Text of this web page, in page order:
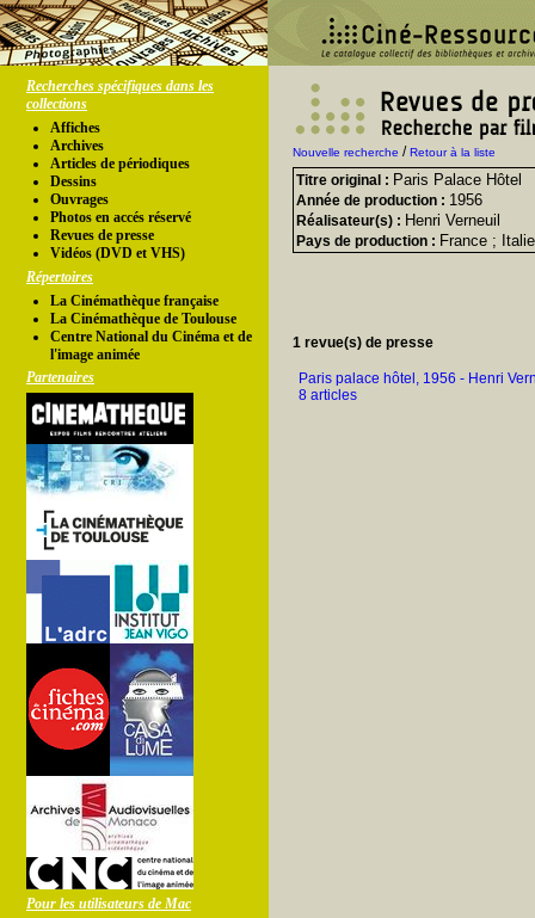
Recherches spécifiques dans les
collections
Affiches
Archives
Articles de périodiques
Dessins
Ouvrages
Photos en accés réservé
Revues de presse
Vidéos (DVD et VHS)
Répertoires
La Cinémathèque française
La Cinémathèque de Toulouse
Centre National du Cinéma et de
l'image animée
Partenaires
Pour les utilisateurs de Mac
Nouvelle recherche /Retour à la liste
Titre original : Paris Palace Hôtel
Année de production : 1956
Réalisateur(s) : Henri Verneuil
Pays de production : France ; Italie
1 revue(s) de presse
Paris palace hôtel, 1956 - Henri
8 articles